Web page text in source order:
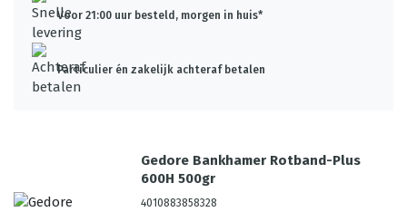
Voor 21:00 uur besteld, morgen in huis*
Particulier én zakelijk achteraf betalen
Gedore Bankhamer Rotband-Plus
600H 500gr
4010883858328